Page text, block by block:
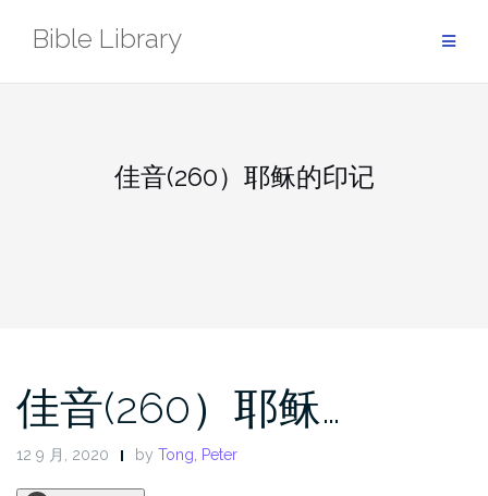
Bible Library
佳音(260）耶稣的印记
佳音(260）耶稣…
12 9 月, 2020 by Tong, Peter